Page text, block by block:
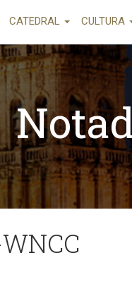
CATEDRAL CULTURA